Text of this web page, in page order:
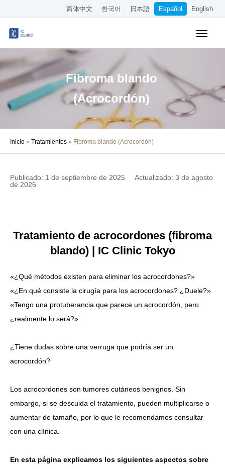
简体中文 한국어 日本語 Español English
Fibroma blando
(Acrocordón)
Inicio » Tratamientos » Fibroma blando (Acrocordón)
Publicado: 1 de septiembre de 2025
Actualizado: 3 de agosto
de 2026
Tratamiento de acrocordones (fibroma
blando) | IC Clinic Tokyo
«¿Qué métodos existen para eliminar los acrocordones?»
«¿En qué consiste la cirugía para los acrocordones? ¿Duele?»
«Tengo una protuberancia que parece un acrocordón, pero
¿realmente lo será?»
¿Tiene dudas sobre una verruga que podría ser un
acrocordón?
Los acrocordones son tumores cutáneos benignos. Sin
embargo, si se descuida el tratamiento, pueden multiplicarse o
aumentar de tamaño, por lo que le recomendamos consultar
con una clínica.
En esta página explicamos los siguientes aspectos sobre
Acceso
Sobre la Clínica
Sobre Nuestros Médicos